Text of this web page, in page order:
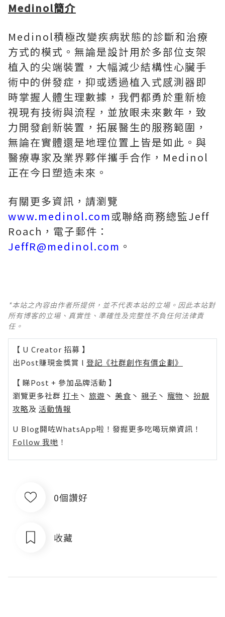
Medinol簡介
Medinol積極改變疾病狀態的診斷和治療
方式的模式。無論是設計用於多部位支架
植入的尖端裝置，大幅減少結構性心臟手
術中的併發症，抑或透過植入式感測器即
時掌握人體生理數據，我們都勇於重新檢
視現有技術與流程，並放眼未來數年，致
力開發創新裝置，拓展醫生的服務範圍，
無論在實體還是地理位置上皆是如此。與
醫療專家及業界夥伴攜手合作，Medinol
正在今日塑造未來。
有關更多資訊，請瀏覽
www.medinol.com或聯絡商務總監Jeff
Roach，電子郵件：
JeffR@medinol.com 。
*本站之內容由作者所提供，並不代表本站的立場。因此本站對
所有博客的立場、真實性、準確性及完整性不負任何法律責
任。
【 U Creator 招募 】
出Post賺現金獎賞 l 登記《社群創作有價企劃》
【 睇Post + 參加品牌活動 】
瀏覽更多社群 打卡 丶 旅遊 丶 美食 丶 親子 丶 寵物 丶 扮靚
攻略及 活動情報
U Blog開咗WhatsApp啦！發掘更多吃喝玩樂資訊！
Follow 我哋 ！
0個讚好
收藏